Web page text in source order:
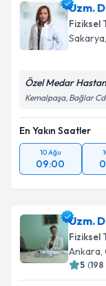
için bir takvim
E-posta
Kişisel
Metni
Uzm.
Fiziksel
Sakarya,
Özel Medar
Kemalpaşa, Bağlar
En Yakın Saatler
10 Ağu
09:00
Uzm.
Fiziksel
Ankara,
5 (198